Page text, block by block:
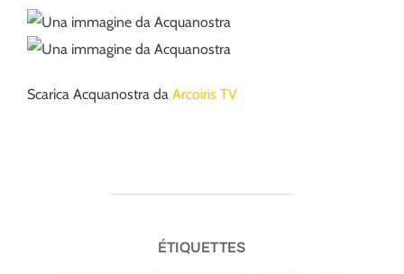
Scarica Acquanostra da Arcoiris TV
ÉTIQUETTES